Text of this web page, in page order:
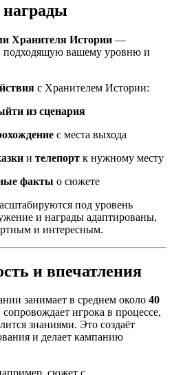
Хранителя Истории —
подходящую вашему уровню и
с Хранителем Истории:
из сценария
с места выхода
и телепорт к нужному месту
факты о сюжете
под уровень
и награды адаптированы,
и интересным.
и впечатления
занимает в среднем около 40
игрока в процессе,
знаниями. Это создаёт
и делает кампанию